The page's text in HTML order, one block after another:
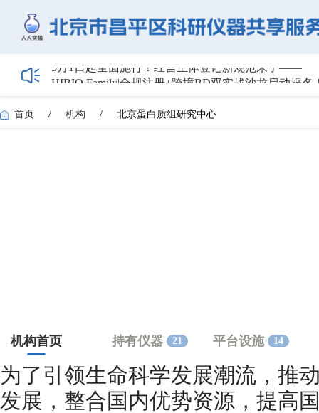
HIBIO.Family|合规注册+跨境BD双实战沙龙启动报名
【最新日程】2026年智慧电厂论坛议程首发！邀您4
关于召开2026年度昌平区高新技术企业培育工作会
首页 / 机构 / 北京蛋白质组研究中心
机构首页 持有仪器 21 平台设施 14
为了引领生命科学发展潮流，推
发展，整合国内优势资源，提高